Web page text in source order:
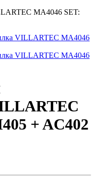
MA4046 SET:
+ AC402